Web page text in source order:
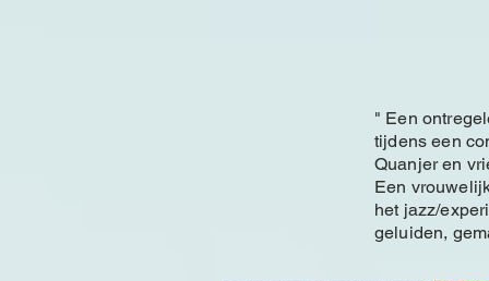
" Een
tijdens een
Quanjer en
Een
het jazz/
geluiden,